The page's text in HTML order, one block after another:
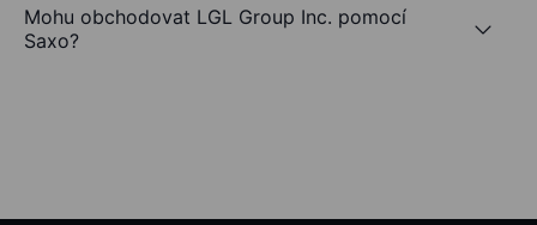
Mohu obchodovat LGL Group Inc. pomocí
Saxo?